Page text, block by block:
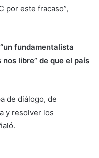
por este fracaso”,
fundamentalista
libre” de que el país
de diálogo, de
y resolver los